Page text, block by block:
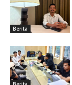
Berita